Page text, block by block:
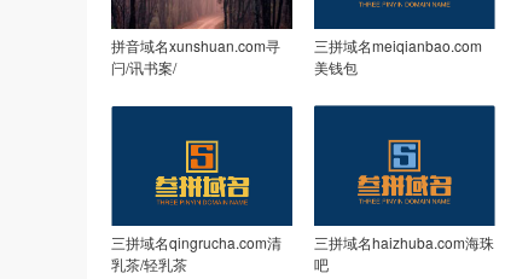
拼音域名xunshuan.com寻
闩/讯书案/
三拼域名meiqianbao.com
美钱包
三拼域名qingrucha.com清
乳茶/轻乳茶
三拼域名haizhuba.com海珠
吧